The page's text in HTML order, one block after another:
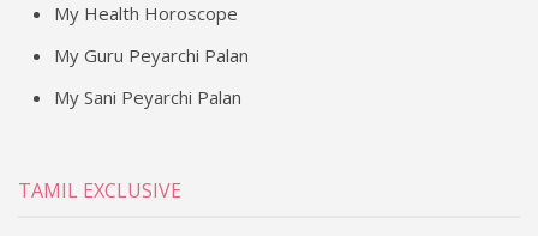
My Health Horoscope
My Guru Peyarchi Palan
My Sani Peyarchi Palan
TAMIL EXCLUSIVE